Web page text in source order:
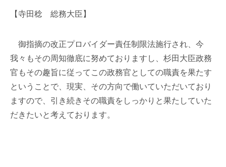
【寺田稔 総務大臣】
御指摘の改正プロバイダー責任制限法施行され、今
我々もその周知徹底に努めておりますし、杉田大臣政務
官もその趣旨に従ってこの政務官としての職責を果たす
ということで、現実、その方向で働いていただいており
ますので、引き続きその職責をしっかりと果たしていた
だきたいと考えております。